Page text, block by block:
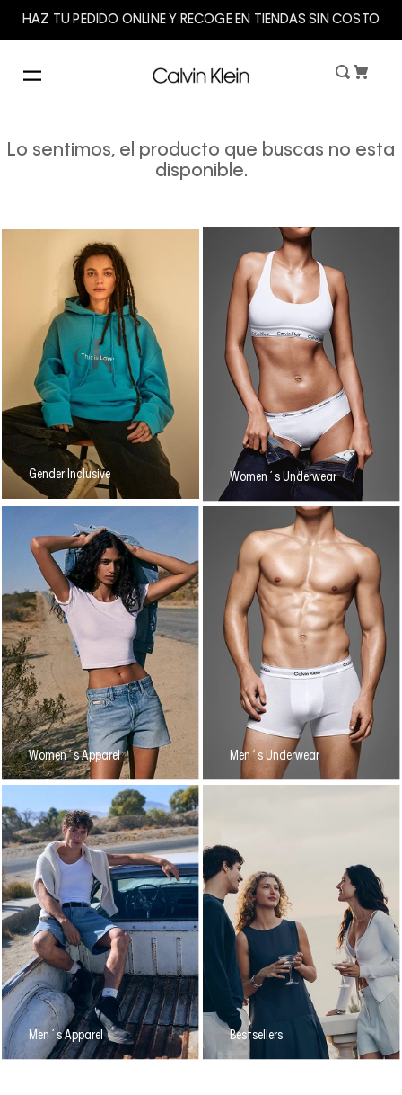
HAZ TU PEDIDO ONLINE Y RECOGE EN TIENDAS SIN COSTO
Lo sentimos, el producto que buscas no esta
disponible.
Gender Inclusive Women´s Underwear
Women´s Apparel Men´s Underwear
Men´s Apparel Bestsellers